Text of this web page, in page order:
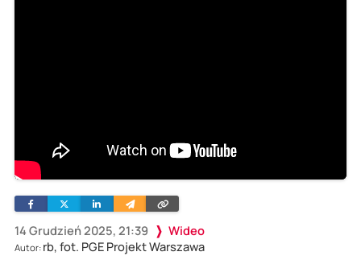
14 Grudzień 2025, 21:39 Wideo
Autor: rb, fot. PGE Projekt Warszawa
FacebookTwitterLinkedinWyślij
e-
Skopiuj
link